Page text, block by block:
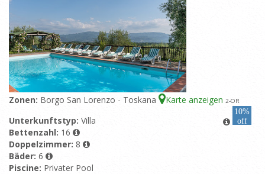
Zonen: Borgo San Lorenzo - Toskana Karte anzeigen 2-OR
10%
off
Unterkunftstyp: Villa
Bettenzahl: 16
Doppelzimmer: 8
Bäder: 6
Piscine: Privater Pool